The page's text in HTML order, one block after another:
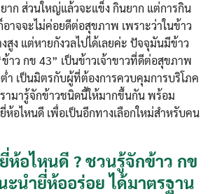
ยาก ส่วนใหญ่แล้วจะแข็ง กินยาก แต่การกิน
าจจะไม่ค่อยดีต่อสุขภาพ เพราะว่าในข้าว
ง แต่หายกังวลไปได้เลยค่ะ ปัจจุมันมีข้าว
าว กข 43” เป็นข้าวเจ้าขาวที่ดีต่อสุขภาพ
ำ เป็นมิตรกับผู้ที่ต้องการควบคุมการบริโภค
ามารู้จักข้าวชนิดนี้ให้มากขึ้นกัน พร้อม
ห้อไหนดี เพื่อเป็นอีกทางเลือกใหม่สำหรับคน
ห้อไหนดี ? ชวนรู้จักข้าว กข
นำยี่ห้ออร่อย ได้มาตรฐาน